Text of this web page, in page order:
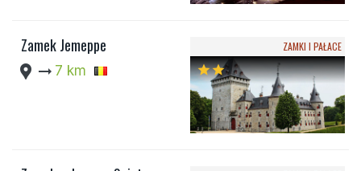
Zamek Jemeppe
location_pin arrow_right_alt 7 km
ZAMKI I PAŁACE
starstar